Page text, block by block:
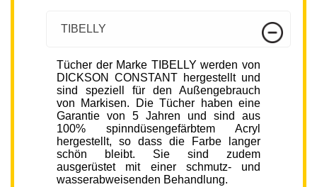
TIBELLY
Tücher der Marke TIBELLY werden von
DICKSON CONSTANT hergestellt und
sind speziell für den Außengebrauch
von Markisen. Die Tücher haben eine
Garantie von 5 Jahren und sind aus
100% spinndüsengefärbtem Acryl
hergestellt, so dass die Farbe langer
schön bleibt. Sie sind zudem
ausgerüstet mit einer schmutz- und
wasserabweisenden Behandlung.